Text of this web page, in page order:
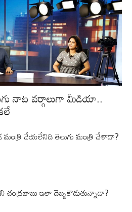
నాట వర్గాలుగా మీడియా..
మంత్రి చేయలేనిది తెలుగు మంత్రి చేశాడా?
చంద్రబాబు ఇలా దెబ్బకొడుతున్నాడా?